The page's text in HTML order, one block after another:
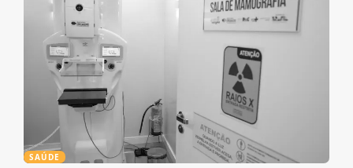
SAÚDE